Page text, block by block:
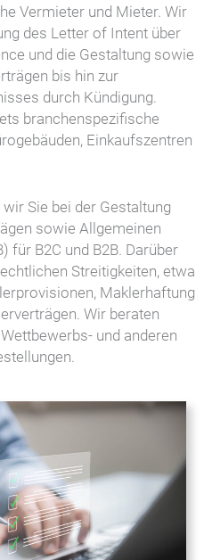
Vermieter und Mieter. Wir
des Letter of Intent über
und die Gestaltung sowie
bis hin zur
durch Kündigung.
branchenspezifische
Einkaufszentren
Sie bei der Gestaltung
sowie Allgemeinen
für B2C und B2B. Darüber
Streitigkeiten, etwa
Maklerhaftung
Wir beraten
und anderen